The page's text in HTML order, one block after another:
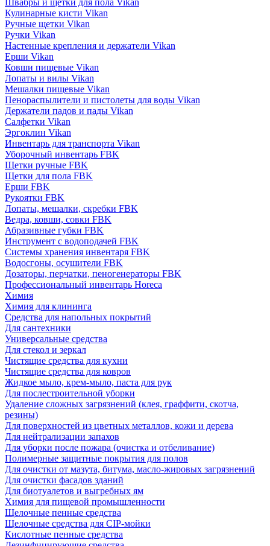
Швабры и щетки для пола Vikan
Кулинарные кисти Vikan
Ручные щетки Vikan
Ручки Vikan
Настенные крепления и держатели Vikan
Ерши Vikan
Ковши пищевые Vikan
Лопаты и вилы Vikan
Мешалки пищевые Vikan
Пенораспылители и пистолеты для воды Vikan
Держатели падов и пады Vikan
Салфетки Vikan
Эргоклин Vikan
Инвентарь для транспорта Vikan
Уборочный инвентарь FBK
Щетки ручные FBK
Щетки для пола FBK
Ерши FBK
Рукоятки FBK
Лопаты, мешалки, скребки FBK
Ведра, ковши, совки FBK
Абразивные губки FBK
Инструмент с водоподачей FBK
Системы хранения инвентаря FBK
Водосгоны, осушители FBK
Дозаторы, перчатки, пеногенераторы FBK
Профессиональный инвентарь Horeca
Химия
Химия для клининга
Средства для напольных покрытий
Для сантехники
Универсальные средства
Для стекол и зеркал
Чистящие средства для кухни
Чистящие средства для ковров
Жидкое мыло, крем-мыло, паста для рук
Для послестроительной уборки
Удаление сложных загрязнений (клея, граффити, скотча,
резины)
Для поверхностей из цветных металлов, кожи и дерева
Для нейтрализации запахов
Для уборки после пожара (очистка и отбеливание)
Полимерные защитные покрытия для полов
Для очистки от мазута, битума, масло-жировых загрязнений
Для очистки фасадов зданий
Для биотуалетов и выгребных ям
Химия для пищевой промышленности
Щелочные пенные средства
Щелочные средства для CIP-мойки
Кислотные пенные средства